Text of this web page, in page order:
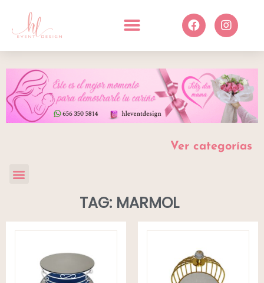
Ver categorías
TAG: MARMOL